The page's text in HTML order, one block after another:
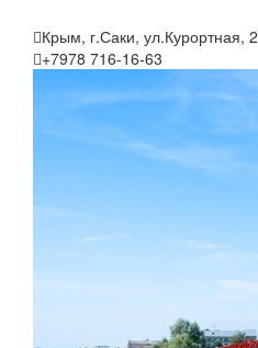
Крым, г.Саки, ул.Курортная, 2
+7978 716-16-63